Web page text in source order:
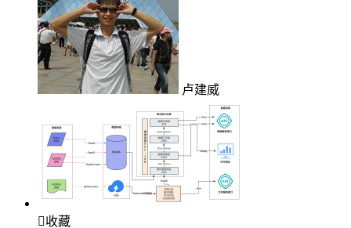
卢建威
收藏